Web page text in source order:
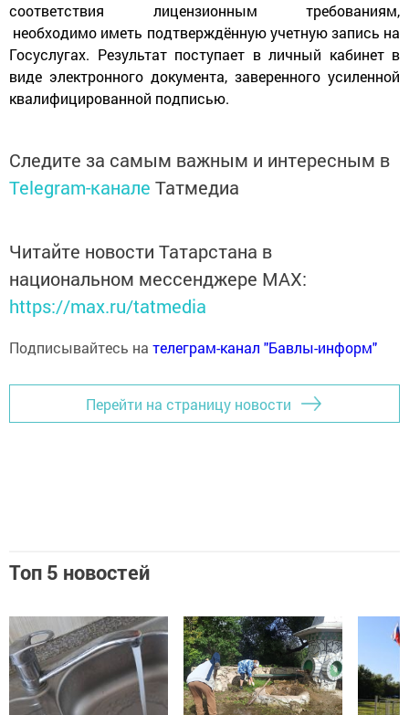
соответствия лицензионным требованиям,
необходимо иметь подтверждённую учетную запись на
Госуслугах. Результат поступает в личный кабинет в
виде электронного документа, заверенного усиленной
квалифицированной подписью.
Следите за самым важным и интересным в
Telegram-канале Татмедиа
Читайте новости Татарстана в
национальном мессенджере MАХ:
https://max.ru/tatmedia
Подписывайтесь на телеграм-канал "Бавлы-информ"
Перейти на страницу новости
Топ 5 новостей